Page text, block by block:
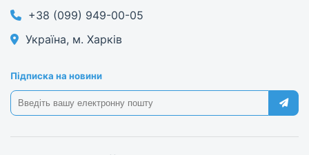
+38 (099) 949-00-05
Україна, м. Харків
Підписка на новини